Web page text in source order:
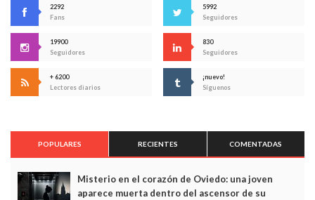
2292
Fans
5992
Seguidores
19900
Seguidores
830
Seguidores
+ 6200
Lectores diarios
¡nuevo!
Síguenos
POPULARES RECIENTES COMENTADAS
Misterio en el corazón de Oviedo: una joven
aparece muerta dentro del ascensor de su